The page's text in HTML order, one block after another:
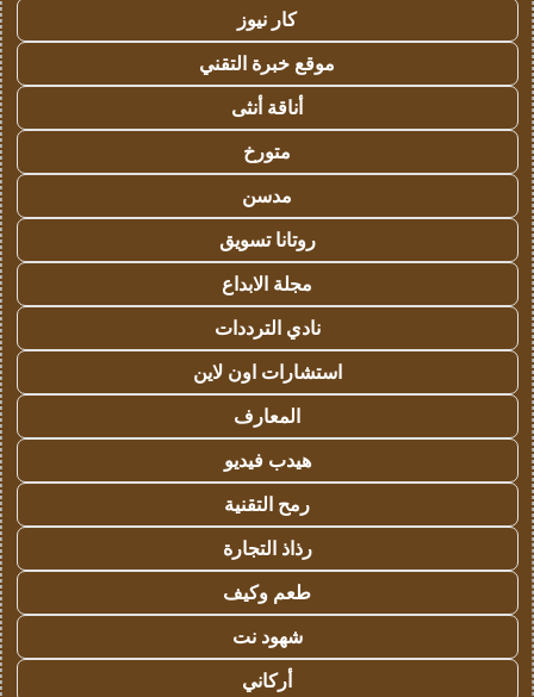
كار نيوز
موقع خبرة التقني
أناقة أنثى
متورخ
مدسن
روتانا تسويق
مجلة الابداع
نادي الترددات
استشارات اون لاين
المعارف
هيدب فيديو
رمح التقنية
رذاذ التجارة
طعم وكيف
شهود نت
أركاني